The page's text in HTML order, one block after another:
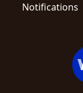
Notifications